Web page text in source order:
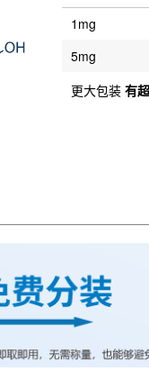
1mg
5mg
更大包装 有